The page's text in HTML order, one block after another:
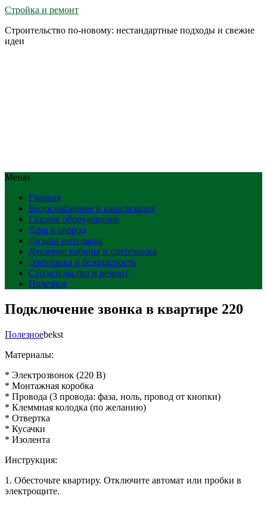
Стройка и ремонт
Строительство по-новому: нестандартные подходы и свежие
идеи
Меню
Главная
Водоснабжение и канализация
Газовое оборудование
Дача и огород
Дизайн интерьера
Душевые кабины и сантехника
Электрика и безопасность
Строительство и ремонт
Полезное
Подключение звонка в квартире 220
Полезноеbekst
Материалы:
* Электрозвонок (220 В)
* Монтажная коробка
* Провода (3 провода: фаза, ноль, провод от кнопки)
* Клеммная колодка (по желанию)
* Отвертка
* Кусачки
* Изолента
Инструкция:
1. Обесточьте квартиру. Отключите автомат или пробки в
электрощите.